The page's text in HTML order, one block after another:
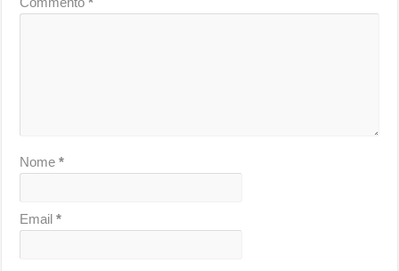
Nome*
Email*